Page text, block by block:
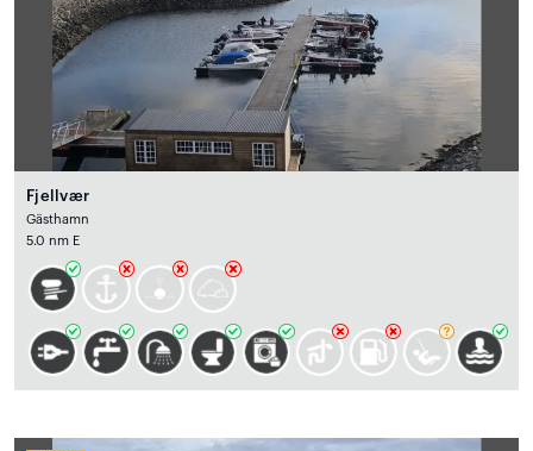
Fjellvær
Gästhamn
5.0 nm E